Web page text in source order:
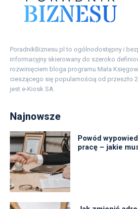
PoradnikBiznesu.pl to ogólnodostępny i
informacyjny skierowany do szeroko
rozwinięciem bloga programu Mała
cieszącego się popularnością od przeszło
jest e-Kiosk SA.
Najnowsze
Powód
pracę – jakie